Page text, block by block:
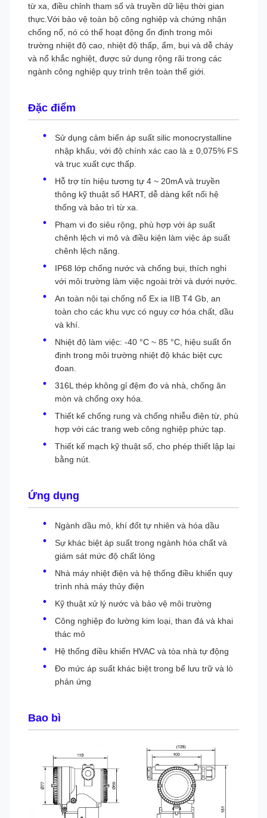
từ xa, điều chỉnh tham số và truyền dữ liệu thời gian
thực.Với bảo vệ toàn bộ công nghiệp và chứng nhận
chống nổ, nó có thể hoạt động ổn định trong môi
trường nhiệt độ cao, nhiệt độ thấp, ẩm, bụi và dễ cháy
và nổ khắc nghiệt, được sử dụng rộng rãi trong các
ngành công nghiệp quy trình trên toàn thế giới.
Đặc điểm
Sử dụng cảm biến áp suất silic monocrystalline
nhập khẩu, với độ chính xác cao là ± 0,075% FS
và trục xuất cực thấp.
Hỗ trợ tín hiệu tương tự 4 ~ 20mA và truyền
thông kỹ thuật số HART, dễ dàng kết nối hệ
thống và bảo trì từ xa.
Phạm vi đo siêu rộng, phù hợp với áp suất
chênh lệch vi mô và điều kiện làm việc áp suất
chênh lệch nặng.
IP68 lớp chống nước và chống bụi, thích nghi
với môi trường làm việc ngoài trời và dưới nước.
An toàn nội tại chống nổ Ex ia IIB T4 Gb, an
toàn cho các khu vực có nguy cơ hóa chất, dầu
và khí.
Nhiệt độ làm việc: -40 °C ~ 85 °C, hiệu suất ổn
định trong môi trường nhiệt độ khác biệt cực
đoan.
316L thép không gỉ đệm đo và nhà, chống ăn
mòn và chống oxy hóa.
Thiết kế chống rung và chống nhiễu điện từ, phù
hợp với các trang web công nghiệp phức tạp.
Thiết kế mạch kỹ thuật số, cho phép thiết lập lại
bằng nút.
Ứng dụng
Ngành dầu mỏ, khí đốt tự nhiên và hóa dầu
Sự khác biệt áp suất trong ngành hóa chất và
giám sát mức độ chất lỏng
Nhà máy nhiệt điện và hệ thống điều khiển quy
trình nhà máy thủy điện
Kỹ thuật xử lý nước và bảo vệ môi trường
Công nghiệp đo lường kim loại, than đá và khai
thác mỏ
Hệ thống điều khiển HVAC và tòa nhà tự động
Đo mức áp suất khác biệt trong bể lưu trữ và lò
phản ứng
Bao bì